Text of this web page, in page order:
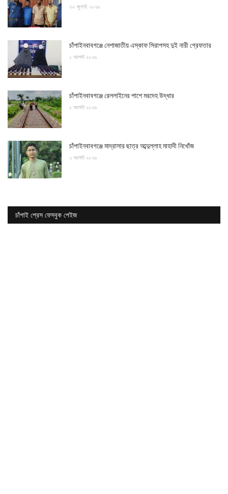
৩০ জুলাই ২০২৬
চাঁপাইনবাবগঞ্জে নেশাজাতীয় এস্কাফ সিরাপসহ দুই নারী গ্রেফতার
১ আগস্ট ২০২৬
চাঁপাইনবাবগঞ্জে রেললাইনের পাশে মরদেহ উদ্ধার
১ আগস্ট ২০২৬
চাঁপাইনবাবগঞ্জে মাদ্রাসার ছাত্র আব্দুল্লাহ মাহাদী নিখোঁজ
২ আগস্ট ২০২৬
চাঁপাই প্রেস ফেসবুক পেইজ